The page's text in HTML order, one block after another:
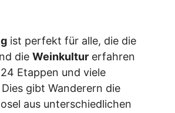
ist perfekt für alle, die die
die Weinkultur erfahren
Etappen und viele
Dies gibt Wanderern die
aus unterschiedlichen